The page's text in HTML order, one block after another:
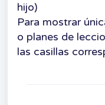
hijo)
Para mostrar
o planes de
las casillas